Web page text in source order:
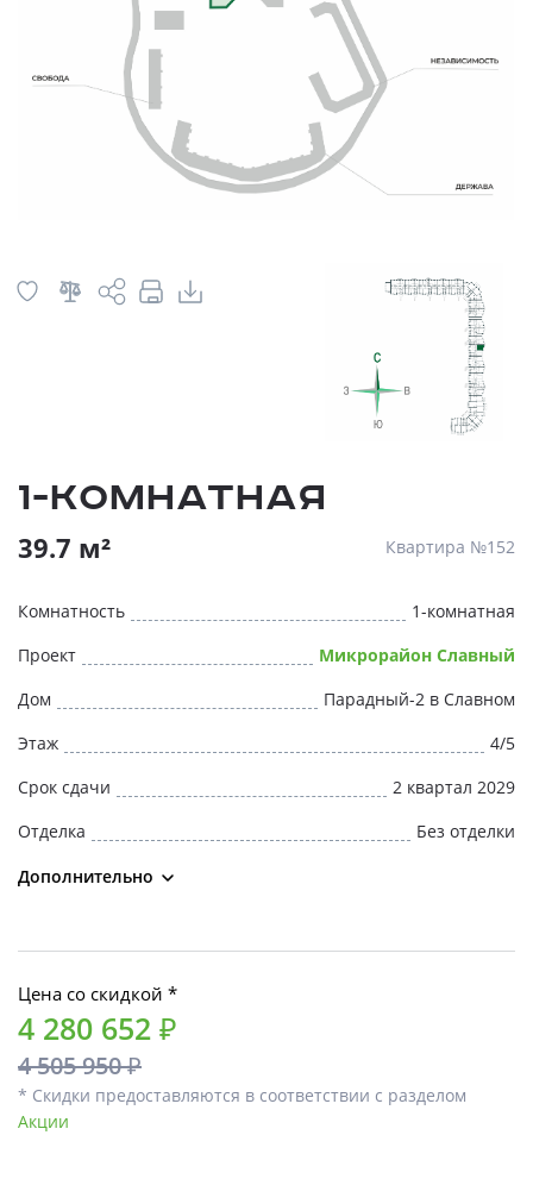
1-комнатная
39.7 м² Квартира №152
Комнатность
1-комнатная
Проект
Микрорайон Славный
Дом
Парадный-2 в Славном
Этаж
4/5
Срок сдачи
2 квартал 2029
Отделка
Без отделки
Дополнительно
Цена со скидкой *
4 280 652 ₽
4 505 950 ₽
* Скидки предоставляются в соответствии с разделом
Акции